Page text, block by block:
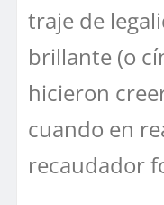
traje de
brillante (o
hicieron
cuando en
recaudador